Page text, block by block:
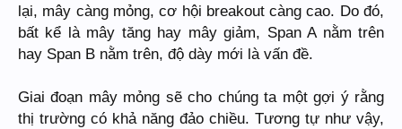
lại, mây càng mỏng, cơ hội breakout càng cao. Do đó,
bất kể là mây tăng hay mây giảm, Span A nằm trên
hay Span B nằm trên, độ dày mới là vấn đề.
Giai đoạn mây mỏng sẽ cho chúng ta một gợi ý rằng
thị trường có khả năng đảo chiều. Tương tự như vậy,